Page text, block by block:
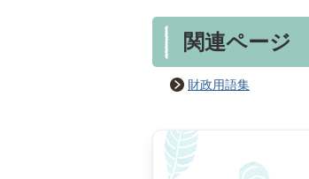
関連ページ
財政用語集